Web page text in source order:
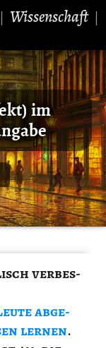
Wissenschaft|
im
ver­bes­
ab­ge­
ler­nen.